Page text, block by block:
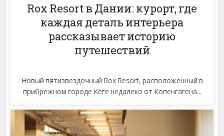
Rox Resort в Дании: курорт, где
каждая деталь интерьера
рассказывает историю
путешествий
Новый пятизвездочный Rox Resort, расположенный в
прибрежном городе Кёге недалеко от Копенгагена...